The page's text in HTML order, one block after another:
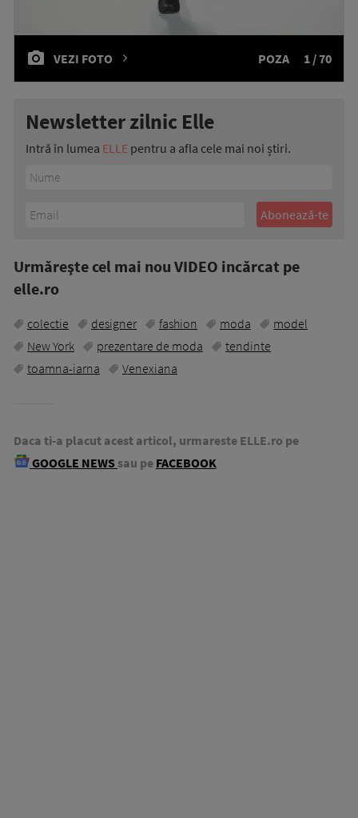
VEZI FOTO POZA 1 / 70
Newsletter zilnic Elle
Intră în lumea ELLE pentru a afla cele mai noi știri.
Urmăreşte cel mai nou VIDEO incărcat pe
elle.ro
colectie designer fashion moda
model
New York
prezentare de moda
tendinte
toamna-iarna
Venexiana
Daca ti-a placut acest articol, urmareste ELLE.ro pe
GOOGLE NEWS sau pe FACEBOOK